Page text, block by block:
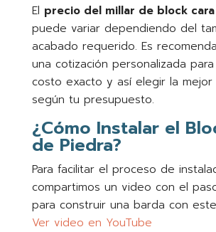
El precio del millar de block
puede variar dependiendo del
acabado requerido. Es
una cotización personalizada
costo exacto y así elegir la mejor
según tu presupuesto.
¿Cómo Instalar el
de Piedra?
Para facilitar el proceso de
compartimos un video con el
para construir una barda con
Ver video en YouTube